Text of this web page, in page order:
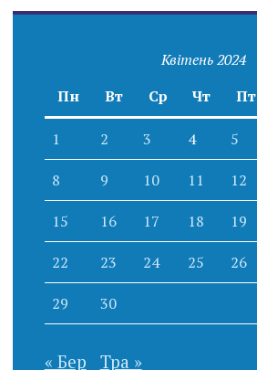
Квітень 2024
Пн
Вт Ср Чт Пт
1 2 3 4 5
8 9 10 11 12
15 16 17 18 19
22 23 24 25 26
29 30
« Бер Тра »